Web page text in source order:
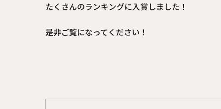
たくさんのランキングに入賞しました！
是非ご覧になってください！